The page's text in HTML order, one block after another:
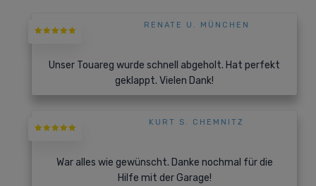
RENATE U. MÜNCHEN
Unser Touareg wurde schnell abgeholt. Hat perfekt
geklappt. Vielen Dank!
KURT S. CHEMNITZ
War alles wie gewünscht. Danke nochmal für die
Hilfe mit der Garage!